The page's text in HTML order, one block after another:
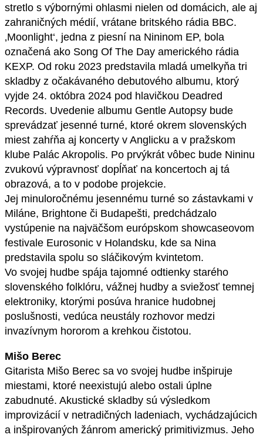
stretlo s výbornými ohlasmi nielen od domácich, ale aj
zahraničných médií, vrátane britského rádia BBC.
‚Moonlight‘, jedna z piesní na Nininom EP, bola
označená ako Song Of The Day amerického rádia
KEXP. Od roku 2023 predstavila mladá umelkyňa tri
skladby z očakávaného debutového albumu, ktorý
vyjde 24. októbra 2024 pod hlavičkou Deadred
Records. Uvedenie albumu Gentle Autopsy bude
sprevádzať jesenné turné, ktoré okrem slovenských
miest zahŕňa aj koncerty v Anglicku a v pražskom
klube Palác Akropolis. Po prvýkrát vôbec bude Nininu
zvukovú výpravnosť dopĺňať na koncertoch aj tá
obrazová, a to v podobe projekcie.
Jej minuloročnému jesennému turné so zástavkami v
Miláne, Brightone či Budapešti, predchádzalo
vystúpenie na najväčšom európskom showcaseovom
festivale Eurosonic v Holandsku, kde sa Nina
predstavila spolu so sláčikovým kvintetom.
Vo svojej hudbe spája tajomné odtienky starého
slovenského folklóru, vážnej hudby a sviežosť temnej
elektroniky, ktorými posúva hranice hudobnej
poslušnosti, vedúca neustály rozhovor medzi
invazívnym hororom a krehkou čistotou.
Mišo Berec
Gitarista Mišo Berec sa vo svojej hudbe inšpiruje
miestami, ktoré neexistujú alebo ostali úplne
zabudnuté. Akustické skladby sú výsledkom
improvizácií v netradičných ladeniach, vychádzajúcich
a inšpirovaných žánrom americký primitivizmus. Jeho